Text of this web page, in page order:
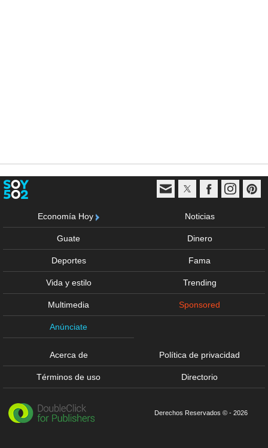
Economía Hoy Noticias
Guate Dinero
Deportes Fama
Vida y estilo Trending
Multimedia Sponsored
Anúnciate
Acerca de Política de privacidad
Términos de uso Directorio
Derechos Reservados © - 2026